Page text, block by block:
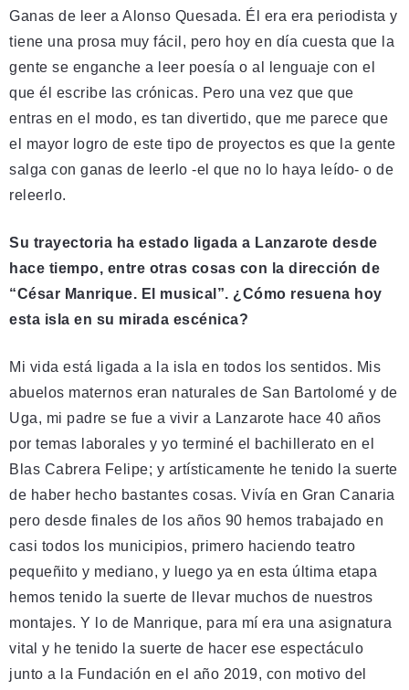
Ganas de leer a Alonso Quesada. Él era era periodista y
tiene una prosa muy fácil, pero hoy en día cuesta que la
gente se enganche a leer poesía o al lenguaje con el
que él escribe las crónicas. Pero una vez que que
entras en el modo, es tan divertido, que me parece que
el mayor logro de este tipo de proyectos es que la gente
salga con ganas de leerlo -el que no lo haya leído- o de
releerlo.
Su trayectoria ha estado ligada a Lanzarote desde
hace tiempo, entre otras cosas con la dirección de
“César Manrique. El musical”. ¿Cómo resuena hoy
esta isla en su mirada escénica?
Mi vida está ligada a la isla en todos los sentidos. Mis
abuelos maternos eran naturales de San Bartolomé y de
Uga, mi padre se fue a vivir a Lanzarote hace 40 años
por temas laborales y yo terminé el bachillerato en el
Blas Cabrera Felipe; y artísticamente he tenido la suerte
de haber hecho bastantes cosas. Vivía en Gran Canaria
pero desde finales de los años 90 hemos trabajado en
casi todos los municipios, primero haciendo teatro
pequeñito y mediano, y luego ya en esta última etapa
hemos tenido la suerte de llevar muchos de nuestros
montajes. Y lo de Manrique, para mí era una asignatura
vital y he tenido la suerte de hacer ese espectáculo
junto a la Fundación en el año 2019, con motivo del